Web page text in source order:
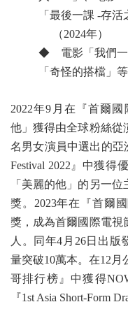
「 最後一課 -存活
（2024年）
◆ 電影「我們
「奇怪的搭檔」 等
2022年9月在『首爾
他」獲得由全球粉絲從
名男女演員中選出的亞
Festival 2022』中獲得
「美麗的他」的另一
獎。 2023年在『首爾
獎，成為首爾國際電視
人。
同年4月26日出版
量突破10萬本。 在12月
哥排行榜』中獲得
『1st Asia Short-Form